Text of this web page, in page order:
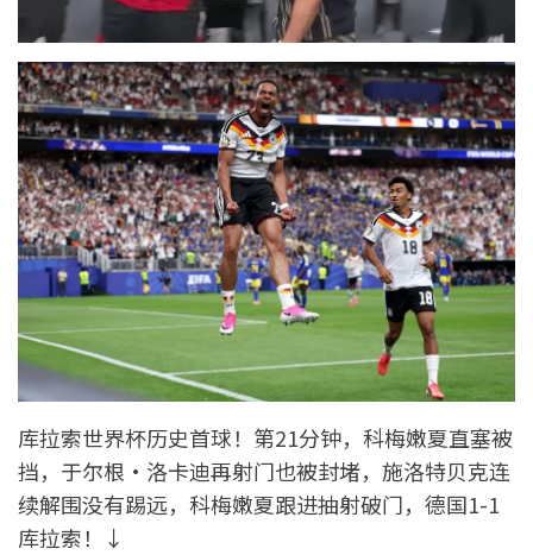
库拉索世界杯历史首球！第21分钟，科梅嫩夏直塞被
挡，于尔根·洛卡迪再射门也被封堵，施洛特贝克连
续解围没有踢远，科梅嫩夏跟进抽射破门，德国1-1
库拉索！↓